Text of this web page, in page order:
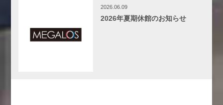
2026.06.09
2026年夏期休館のお知らせ